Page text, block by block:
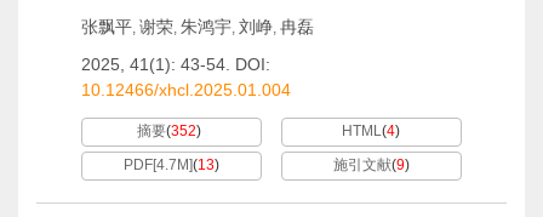
张飘平, 谢荣, 朱鸿宇, 刘峥, 冉磊
2025, 41(1): 43-54. DOI:
10.12466/xhcl.2025.01.004
摘要(352) HTML(4)
PDF[4.7M](13) 施引文献(9)